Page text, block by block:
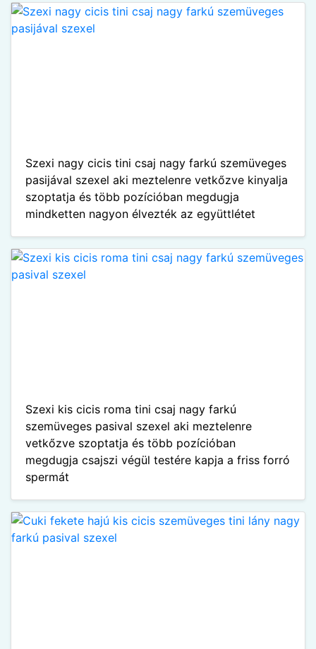
Szexi nagy cicis tini csaj nagy farkú szemüveges
pasijával szexel aki meztelenre vetkőzve kinyalja
szoptatja és több pozícióban megdugja
mindketten nagyon élvezték az együttlétet
Szexi kis cicis roma tini csaj nagy farkú
szemüveges pasival szexel aki meztelenre
vetkőzve szoptatja és több pozícióban
megdugja csajszi végül testére kapja a friss forró
spermát